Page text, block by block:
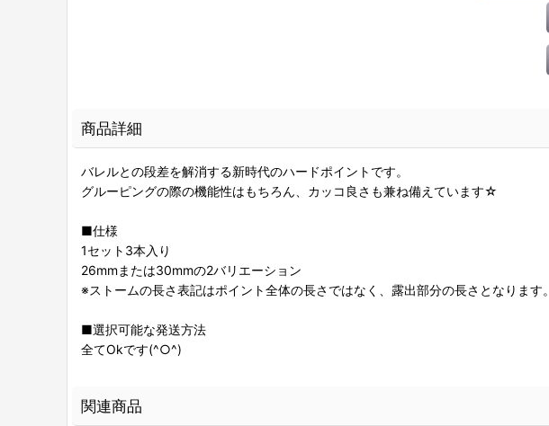
商品詳細
バレルとの段差を解消する新時代のハードポイントです。
グルーピングの際の機能性はもちろん、カッコ良さも兼ね備えています☆
■仕様
1セット3本入り
26mmまたは30mmの2バリエーション
※ストームの長さ表記はポイント全体の長さではなく、露出部分の長さとなります。
■選択可能な発送方法
全てOkです(^○^)
関連商品